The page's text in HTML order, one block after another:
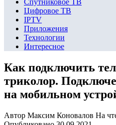
Спутниковое ТВ
Цифровое ТВ
IPTV
Приложения
Технологии
Интересное
Как подключить
триколор.
на мобильном
Автор Максим Коновалов На